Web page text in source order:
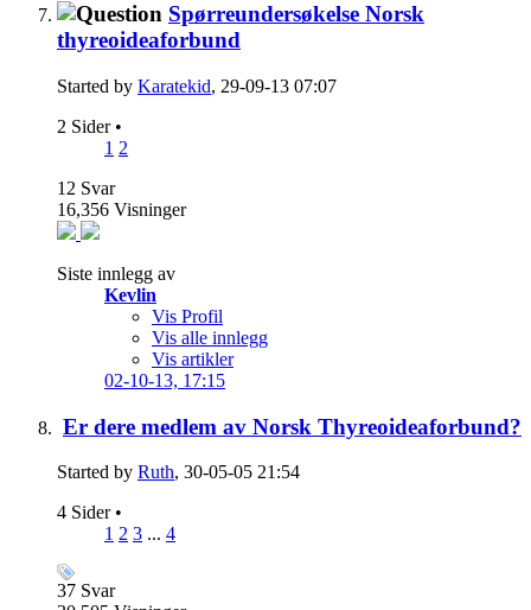
Spørreundersøkelse Norsk
thyreoideaforbund
Started by Karatekid, 29-09-13 07:07
2 Sider •
1 2
12 Svar
16,356 Visninger
Siste innlegg av
Kevlin
Vis Profil
Vis alle innlegg
Vis artikler
02-10-13, 17:15
Er dere medlem av Norsk Thyreoideaforbund?
Started by Ruth, 30-05-05 21:54
4 Sider •
1 2 3 ... 4
37 Svar